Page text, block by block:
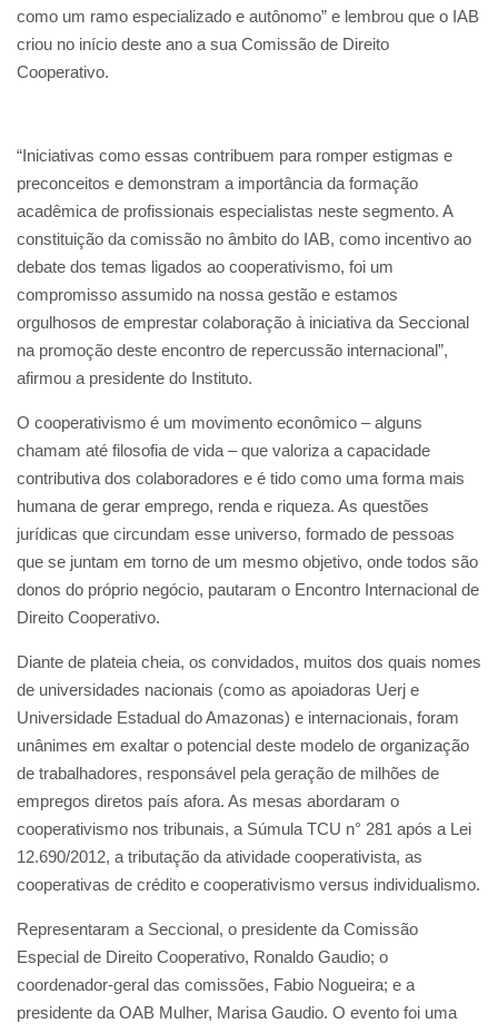
como um ramo especializado e autônomo” e lembrou que o IAB
criou no início deste ano a sua Comissão de Direito
Cooperativo.
“Iniciativas como essas contribuem para romper estigmas e
preconceitos e demonstram a importância da formação
acadêmica de profissionais especialistas neste segmento. A
constituição da comissão no âmbito do IAB, como incentivo ao
debate dos temas ligados ao cooperativismo, foi um
compromisso assumido na nossa gestão e estamos
orgulhosos de emprestar colaboração à iniciativa da Seccional
na promoção deste encontro de repercussão internacional”,
afirmou a presidente do Instituto.
O cooperativismo é um movimento econômico – alguns
chamam até filosofia de vida – que valoriza a capacidade
contributiva dos colaboradores e é tido como uma forma mais
humana de gerar emprego, renda e riqueza. As questões
jurídicas que circundam esse universo, formado de pessoas
que se juntam em torno de um mesmo objetivo, onde todos são
donos do próprio negócio, pautaram o Encontro Internacional de
Direito Cooperativo.
Diante de plateia cheia, os convidados, muitos dos quais nomes
de universidades nacionais (como as apoiadoras Uerj e
Universidade Estadual do Amazonas) e internacionais, foram
unânimes em exaltar o potencial deste modelo de organização
de trabalhadores, responsável pela geração de milhões de
empregos diretos país afora. As mesas abordaram o
cooperativismo nos tribunais, a Súmula TCU n° 281 após a Lei
12.690/2012, a tributação da atividade cooperativista, as
cooperativas de crédito e cooperativismo versus individualismo.
Representaram a Seccional, o presidente da Comissão
Especial de Direito Cooperativo, Ronaldo Gaudio; o
coordenador-geral das comissões, Fabio Nogueira; e a
presidente da OAB Mulher, Marisa Gaudio. O evento foi uma